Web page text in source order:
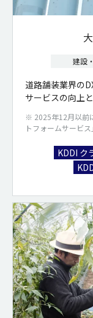
建設
道路舗装業界の
サービスの向上
※ 2025年12月以前
トフォームサービス
KDDI ク